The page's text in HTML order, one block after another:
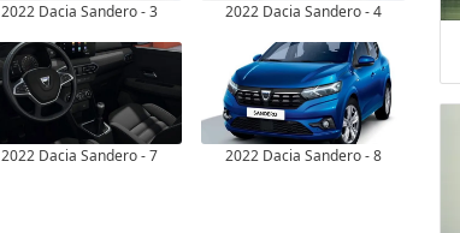
2022 Dacia Sandero - 3 2022 Dacia Sandero - 4
2022 Dacia Sandero - 7 2022 Dacia Sandero - 8